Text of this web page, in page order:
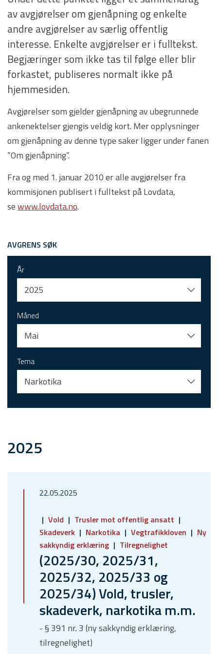
av avgjørelser om gjenåpning og enkelte
andre avgjørelser av særlig offentlig
interesse. Enkelte avgjørelser er i fulltekst.
Begjæringer som ikke tas til følge eller blir
forkastet, publiseres normalt ikke på
hjemmesiden.
Avgjørelser som gjelder gjenåpning av ubegrunnede
ankenektelser gjengis veldig kort. Mer opplysninger
om gjenåpning av denne type saker ligger under fanen
”Om gjenåpning”.
Fra og med 1. januar 2010 er alle avgjørelser fra
kommisjonen publisert i fulltekst på Lovdata,
sewww.lovdata.no.
AVGRENS SØK
År
2025
Måned
Mai
Tema
Narkotika
2025
22.05.2025
Vold
Trusler mot offentlig ansatt
Skadeverk
Narkotika Vegtrafikkloven
Ny
sakkyndig erklæring
Tilregnelighet
(2025/30, 2025/31,
2025/32, 2025/33 og
2025/34) Vold, trusler,
skadeverk, narkotika m.m.
- § 391 nr. 3 (ny sakkyndig erklæring,
tilregnelighet)